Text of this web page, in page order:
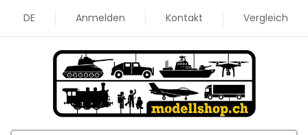
DE Anmelden Kontakt Vergleich